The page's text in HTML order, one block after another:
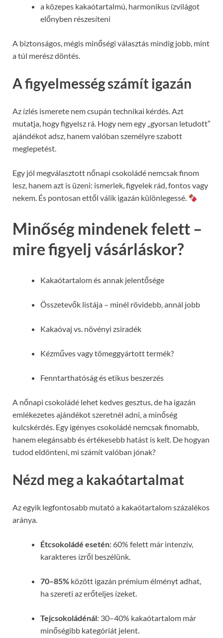
a közepes kakaótartalmú, harmonikus ízvilágot
előnyben részesíteni
A biztonságos, mégis minőségi választás mindig jobb, mint
a túl merész döntés.
A figyelmesség számít igazán
Az ízlés ismerete nem csupán technikai kérdés. Azt
mutatja, hogy figyelsz rá. Hogy nem egy „gyorsan letudott”
ajándékot adsz, hanem valóban személyre szabott
meglepetést.
Egy jól megválasztott nőnapi csokoládé nemcsak finom
lesz, hanem azt is üzeni: ismerlek, figyelek rád, fontos vagy
nekem. És pontosan ettől válik igazán különlegessé.
Minőség mindenek felett –
mire figyelj vásárláskor?
Kakaótartalom és annak jelentősége
Összetevők listája – minél rövidebb, annál jobb
Kakaóvaj vs. növényi zsiradék
Kézműves vagy tömeggyártott termék?
Fenntarthatóság és etikus beszerzés
A nőnapi csokoládé lehet kedves gesztus, de ha igazán
emlékezetes ajándékot szeretnél adni, a minőség
kulcskérdés. Egy igényes csokoládé nemcsak finomabb,
hanem elegánsabb és értékesebb hatást is kelt. De hogyan
tudod eldönteni, mi számít valóban jónak?
Nézd meg a kakaótartalmat
Az egyik legfontosabb mutató a kakaótartalom százalékos
aránya.
Étcsokoládé esetén: 60% felett már intenzív,
karakteres ízről beszélünk.
70–85% között igazán prémium élményt adhat,
ha szereti az erőteljes ízeket.
Tejcsokoládénál: 30–40% kakaótartalom már
minőségibb kategóriát jelent.